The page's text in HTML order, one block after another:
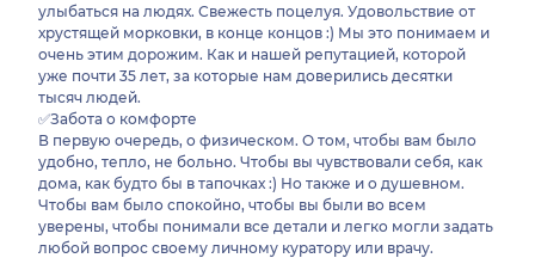
улыбаться на людях. Свежесть поцелуя. Удовольствие от
хрустящей морковки, в конце концов :) Мы это понимаем и
очень этим дорожим. Как и нашей репутацией, которой
уже почти 35 лет, за которые нам доверились десятки
тысяч людей.
✅Забота о комфорте
В первую очередь, о физическом. О том, чтобы вам было
удобно, тепло, не больно. Чтобы вы чувствовали себя, как
дома, как будто бы в тапочках :) Но также и о душевном.
Чтобы вам было спокойно, чтобы вы были во всем
уверены, чтобы понимали все детали и легко могли задать
любой вопрос своему личному куратору или врачу.